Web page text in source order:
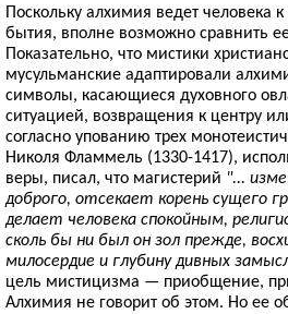
Поскольку алхимия ведет человека
бытия, вполне возможно сравнить
Показательно, что мистики
мусульманские адаптировали
символы, касающиеся духовного
ситуацией, возвращения к центру
согласно упованию трех
Николя Фламмель (1330-1417),
веры, писал, что магистерий "...
доброго, отсекает корень сущего
делает человека спокойным,
сколь бы ни был он зол прежде,
милосердие и глубину дивных
цель мистицизма — приобщение,
Алхимия не говорит об этом. Но ее